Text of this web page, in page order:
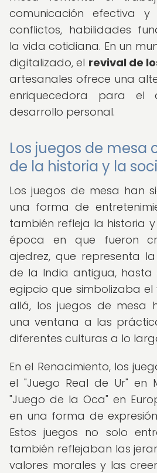
comunicación efectiva
conflictos, habilidades
la vida cotidiana. En un
digitalizado, el revival de
artesanales ofrece una
enriquecedora para el
desarrollo personal.
Los juegos de mesa
de la historia y la
Los juegos de mesa han
una forma de
también refleja la historia
época en que fueron
ajedrez, que representa
de la India antigua, hasta
egipcio que simbolizaba
allá, los juegos de mesa
una ventana a las
diferentes culturas a lo
En el Renacimiento, los
el "Juego Real de Ur" en
"Juego de la Oca" en
en una forma de
Estos juegos no solo
también reflejaban las
valores morales y las